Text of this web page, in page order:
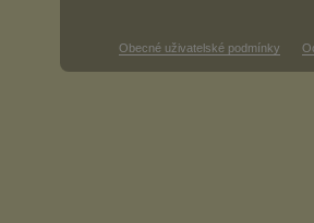
Obecné uživatelské podmínky